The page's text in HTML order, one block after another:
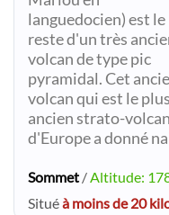
languedocien) est le
reste d'un très
volcan de type pic
pyramidal. Cet
volcan qui est le plus
ancien strato-volcan
d'Europe a donné
Sommet /Altitude:
Situéà moins de 20